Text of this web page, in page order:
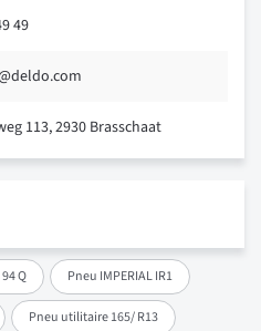
Q Pneu IMPERIAL IR1
Pneu utilitaire 165/ R13
49
113, 2930 Brasschaat